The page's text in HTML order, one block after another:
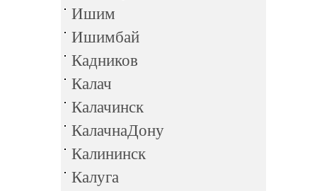
Ишим
Ишимбай
Кадников
Калач
Калачинск
КалачнаДону
Калининск
Калуга